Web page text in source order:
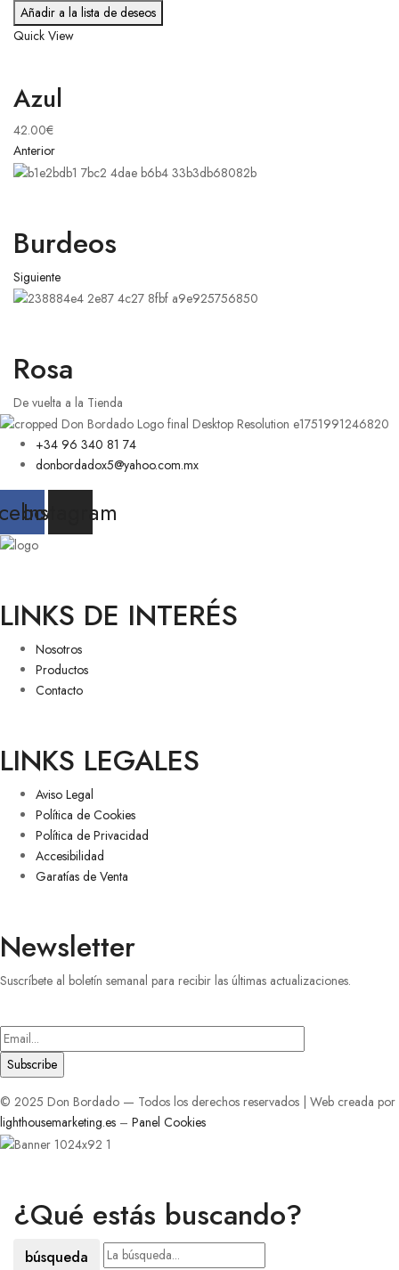
Añadir a la lista de deseos
Quick View
Azul
42.00€
Anterior
Burdeos
Siguiente
Rosa
De vuelta a la Tienda
+34 96 340 81 74
donbordadox5@yahoo.com.mx
Instagram
LINKS DE INTERÉS
Nosotros
Productos
Contacto
LINKS LEGALES
Aviso Legal
Política de Cookies
Política de Privacidad
Accesibilidad
Garatías de Venta
Newsletter
Suscríbete al boletín semanal para recibir las últimas actualizaciones.
tu
correo
electrónico
© 2025 Don Bordado — Todos los derechos reservados | Web creada por
lighthousemarketing.es – Panel Cookies
¿Qué estás buscando?
búsqueda